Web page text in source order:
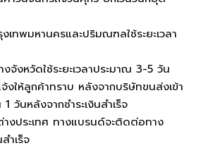
เทพมหานครและปริมณฑลใช้ระยะเวลา
จังหวัดใช้ระยะเวลาประมาณ 3-5 วัน
งให้ลูกค้าทราบ หลังจากบริษัทขนส่งเข้า
วันหลังจากชำระเงินสำเร็จ
งประเทศ ทางแบรนด์จะติดต่อทาง
ำเร็จ